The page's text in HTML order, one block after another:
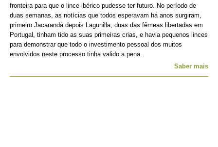
fronteira para que o lince-ibérico pudesse ter futuro. No período de
duas semanas, as notícias que todos esperavam há anos surgiram,
primeiro Jacarandá depois Lagunilla, duas das fêmeas libertadas em
Portugal, tinham tido as suas primeiras crias, e havia pequenos linces
para demonstrar que todo o investimento pessoal dos muitos
envolvidos neste processo tinha valido a pena.
Saber mais